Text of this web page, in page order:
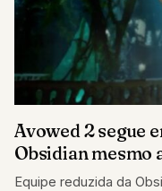
Avowed 2 segue
Obsidian mesmo
Equipe reduzida da